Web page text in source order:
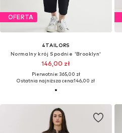
OFERTA
4TAILORS
Normalny krój Spodnie 'Brooklyn'
146,00 zł
Pierwotnie: 365,00 zł
Ostatnia najniższa cena:146,00 zł